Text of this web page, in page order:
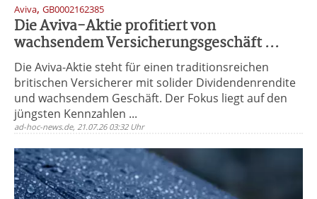
Aviva, GB0002162385
Die Aviva-Aktie profitiert von
wachsendem Versicherungsgeschäft ...
Die Aviva-Aktie steht für einen traditionsreichen
britischen Versicherer mit solider Dividendenrendite
und wachsendem Geschäft. Der Fokus liegt auf den
jüngsten Kennzahlen ...
ad-hoc-news.de, 21.07.26 03:32 Uhr